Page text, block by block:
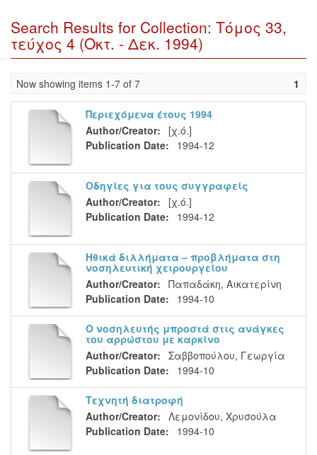
Search Results for Collection: Τόμος 33,
τεύχος 4 (Οκτ. - Δεκ. 1994)
Now showing items 1-7 of 7 1
Περιεχόμενα έτους 1994
Author/Creator:
[χ.ό.]
Publication Date:
1994-12
Οδηγίες για τους συγγραφείς
Author/Creator:
[χ.ό.]
Publication Date:
1994-12
Ηθικά διλλήματα – προβλήματα στη
νοσηλευτική χειρουργείου
Author/Creator: Παπαδάκη, Αικατερίνη
Publication Date:
1994-10
Ο νοσηλευτής μπροστά στις ανάγκες
του αρρώστου με καρκίνο
Author/Creator: Σαββοπούλου, Γεωργία
Publication Date:
1994-10
Τεχνητή διατροφή
Author/Creator: Λεμονίδου, Χρυσούλα
Publication Date:
1994-10